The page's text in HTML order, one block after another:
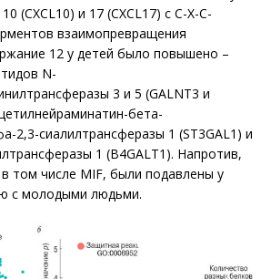
(CXCL10) и 17 (CXCL17) с C-X-C-
взаимопревращения
12 у детей было повышено –
N-
3 и 5 (GALNT3 и
бета-
2,3-сиалилтрансферазы 1 (ST3GAL1) и
1 (B4GALT1). Напротив,
том числе MIF, были подавлены у
с молодыми людьми.